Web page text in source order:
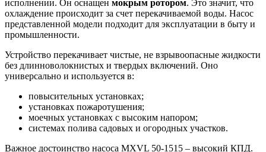
исполнении. Он оснащен мокрым ротором. Это значит, что
охлаждение происходит за счет перекачиваемой воды. Насос
представленной модели подходит для эксплуатации в быту и
промышленности.
Устройство перекачивает чистые, не взрывоопасные жидкости
без длинноволокнистых и твердых включений. Оно
универсально и используется в:
повысительных установках;
установках пожаротушения;
моечных установках с высоким напором;
системах полива садовых и огородных участков.
Важное достоинство насоса MXVL 50-1515 – высокий КПД.